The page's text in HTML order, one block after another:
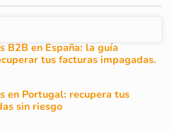
B2B en España: la guía
tus facturas impagadas.
en Portugal: recupera tus
sin riesgo